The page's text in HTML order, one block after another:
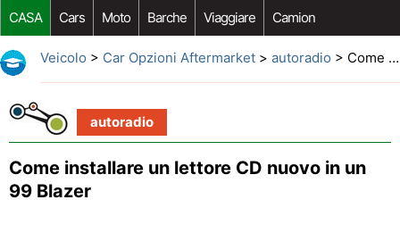
CASA Cars Moto Barche Viaggiare Camion
Riparazione Auto Acquisto Auto Car Opzioni Aftermarket
Veicolo > Car Opzioni Aftermarket> autoradio > Come installare un lettore CD nuovo in un 99 Blazer
autoradio
Come installare un lettore CD nuovo in un
99 Blazer